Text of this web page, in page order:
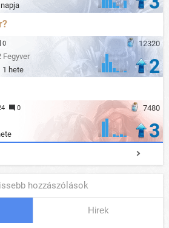
12320
0
Fegyver
1 hete 2
7480
0
3
hozzászólások
Hirek